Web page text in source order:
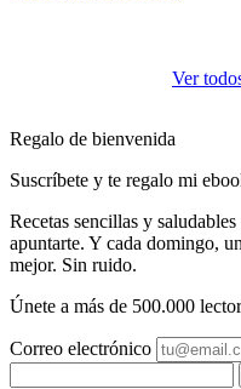
Ver
Regalo de bienvenida
Suscríbete y te regalo mi
Recetas sencillas y
apuntarte. Y cada domingo,
mejor. Sin ruido.
Únete a más de 500.000
Correo electrónico